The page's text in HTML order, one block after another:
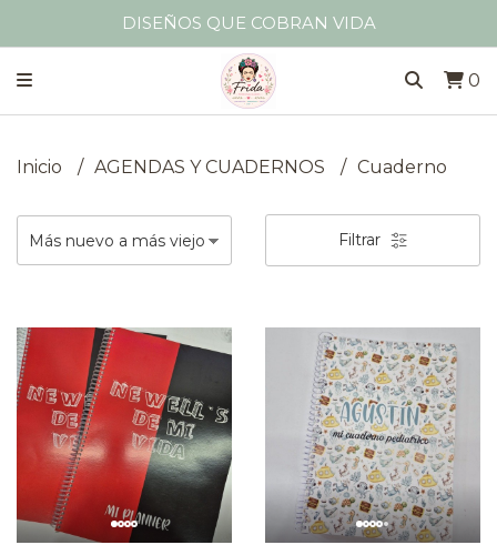
DISEÑOS QUE COBRAN VIDA
0
Inicio AGENDAS Y CUADERNOS Cuaderno
Filtrar